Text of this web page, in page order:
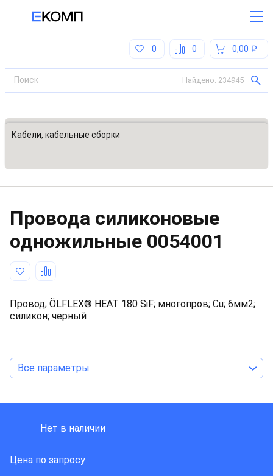
0,00
0
0
Найдено: 234945
Все категории
Кабели, кабельные сборки
Провода силиконовые
одножильные 0054001
Провод; ÖLFLEX® HEAT 180 SiF; многопров; Cu; 6мм2;
силикон; черный
Все параметры
Нет в наличии
Цена по запросу